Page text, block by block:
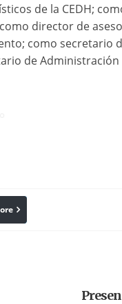
de la CEDH;
director de
como secretario
de
linkedin